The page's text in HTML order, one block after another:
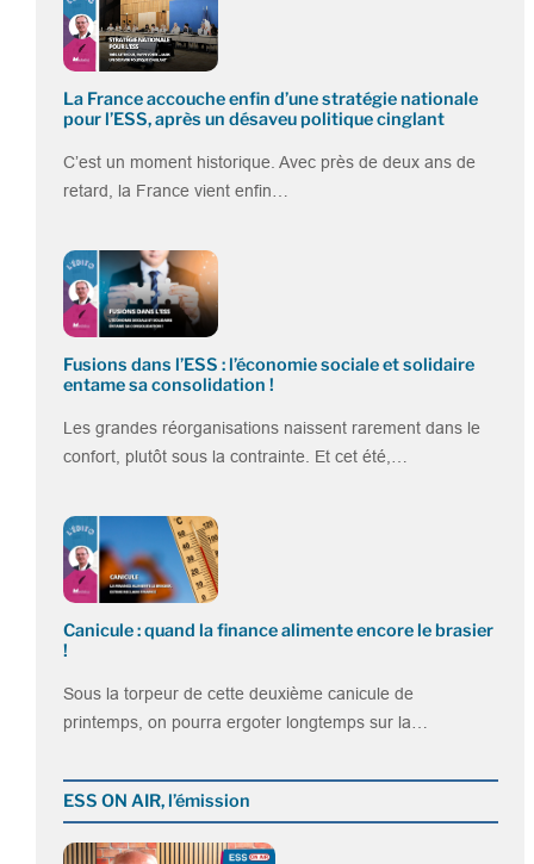
La France accouche enfin d’une stratégie nationale
pour l’ESS, après un désaveu politique cinglant
C’est un moment historique. Avec près de deux ans de
retard, la France vient enfin…
Fusions dans l’ESS : l’économie sociale et solidaire
entame sa consolidation !
Les grandes réorganisations naissent rarement dans le
confort, plutôt sous la contrainte. Et cet été,…
Canicule : quand la finance alimente encore le brasier
!
Sous la torpeur de cette deuxième canicule de
printemps, on pourra ergoter longtemps sur la…
ESS ON AIR, l’émission